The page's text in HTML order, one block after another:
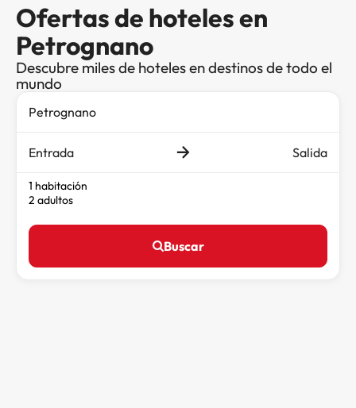
Ofertas de hoteles en
Petrognano
Descubre miles de hoteles en destinos de todo el
mundo
Entrada Salida
1 habitación
2 adultos
Buscar